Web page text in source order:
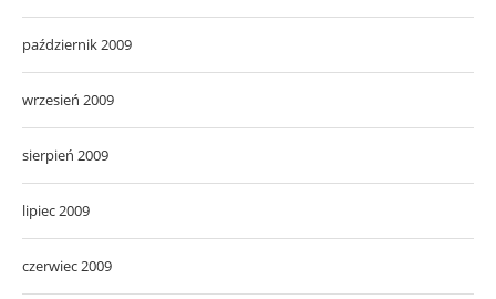
październik 2009
wrzesień 2009
sierpień 2009
lipiec 2009
czerwiec 2009